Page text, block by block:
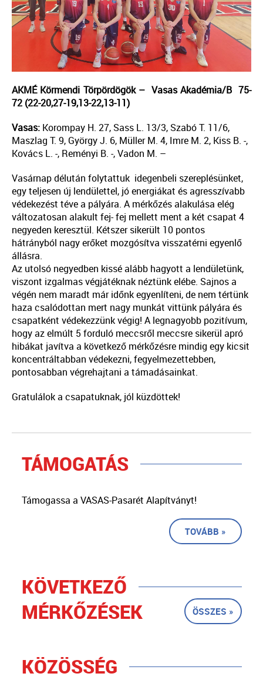
AKMÉ Körmendi Törpördögök – Vasas Akadémia/B 75-
72 (22-20,27-19,13-22,13-11)
Vasas: Korompay H. 27, Sass L. 13/3, Szabó T. 11/6,
Maszlag T. 9, György J. 6, Müller M. 4, Imre M. 2, Kiss B. -,
Kovács L. -, Reményi B. -, Vadon M. –
Vasárnap délután folytattuk idegenbeli szereplésünket,
egy teljesen új lendülettel, jó energiákat és agresszívabb
védekezést téve a pályára. A mérkőzés alakulása elég
változatosan alakult fej- fej mellett ment a két csapat 4
negyeden keresztül. Kétszer sikerült 10 pontos
hátrányból nagy erőket mozgósítva visszatérni egyenlő
állásra.
Az utolsó negyedben kissé alább hagyott a lendületünk,
viszont izgalmas végjátéknak néztünk elébe. Sajnos a
végén nem maradt már időnk egyenlíteni, de nem tértünk
haza csalódottan mert nagy munkát vittünk pályára és
csapatként védekezzünk végig! A legnagyobb pozitívum,
hogy az elmúlt 5 forduló meccsről meccsre sikerül apró
hibákat javítva a következő mérkőzésre mindig egy kicsit
koncentráltabban védekezni, fegyelmezettebben,
pontosabban végrehajtani a támadásainkat.
Gratulálok a csapatuknak, jól küzdöttek!
TÁMOGATÁS
Támogassa a VASAS-Pasarét Alapítványt!
TOVÁBB »
KÖVETKEZŐ
MÉRKŐZÉSEK
ÖSSZES »
KÖZÖSSÉG